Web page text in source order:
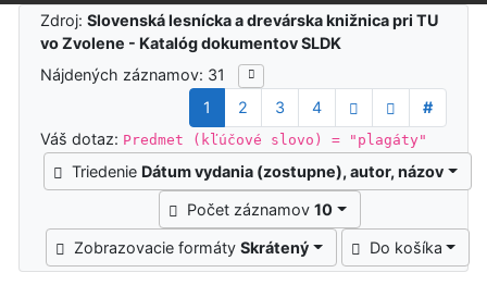
Výsledky vyhľadávania
Zdroj:Slovenská lesnícka a drevárska knižnica pri TU
vo Zvolene - Katalóg dokumentov SLDK
Nájdených záznamov: 31
1
2 3 4
#
Váš dotaz: Predmet (kľúčové slovo) = "plagáty"
Triedenie Dátum vydania (zostupne), autor, názov
Počet záznamov10
Zobrazovacie formátySkrátený Do košíka